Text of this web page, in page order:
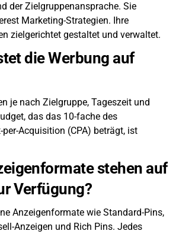
der Zielgruppenansprache. Sie
Marketing-Strategien. Ihre
zielgerichtet gestaltet und verwaltet.
die Werbung auf
je nach Zielgruppe, Tageszeit und
das das 10-fache des
Acquisition (CPA) beträgt, ist
stehen auf
Verfügung?
Anzeigenformate wie Standard-Pins,
Anzeigen und Rich Pins. Jedes